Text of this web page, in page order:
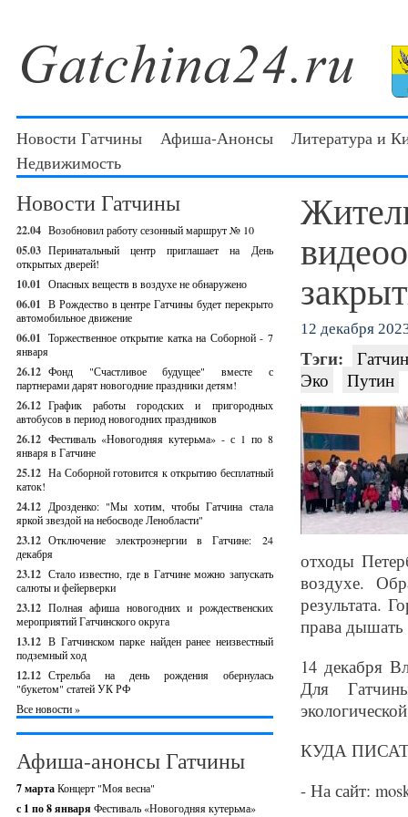
Новости Гатчины Афиша-Анонсы
Литература и
Недвижимость
Новости Гатчины
22.04 Возобновил работу сезонный маршрут № 10
05.03 Перинатальный центр приглашает на День
открытых дверей!
10.01 Опасных веществ в воздухе не обнаружено
06.01 В Рождество в центре Гатчины будет перекрыто
автомобильное движение
06.01 Торжественное открытие катка на Соборной - 7
января
26.12 Фонд "Счастливое будущее" вместе с
партнерами дарят новогодние праздники детям!
26.12 График работы городских и пригородных
автобусов в период новогодних праздников
26.12 Фестиваль «Новогодняя кутерьма» - с 1 по 8
января в Гатчине
25.12 На Соборной готовится к открытию бесплатный
каток!
24.12 Дрозденко: "Мы хотим, чтобы Гатчина стала
яркой звездой на небосводе Ленобласти"
23.12 Отключение электроэнергии в Гатчине: 24
декабря
23.12 Стало известно, где в Гатчине можно запускать
салюты и фейерверки
23.12 Полная афиша новогодних и рождественских
мероприятий Гатчинского округа
13.12 В Гатчинском парке найден ранее неизвестный
подземный ход
12.12 Стрельба на день рождения обернулась
"букетом" статей УК РФ
Все новости »
Афиша-анонсы Гатчины
7 мартаКонцерт "Моя весна"
с 1 по 8 января Фестиваль «Новогодняя кутерьма»
12 декабря
Тэги:
Эко
Путин
отходы
воздухе.
результата.
права
14 декабря
Для
КУДА
- На сайт: